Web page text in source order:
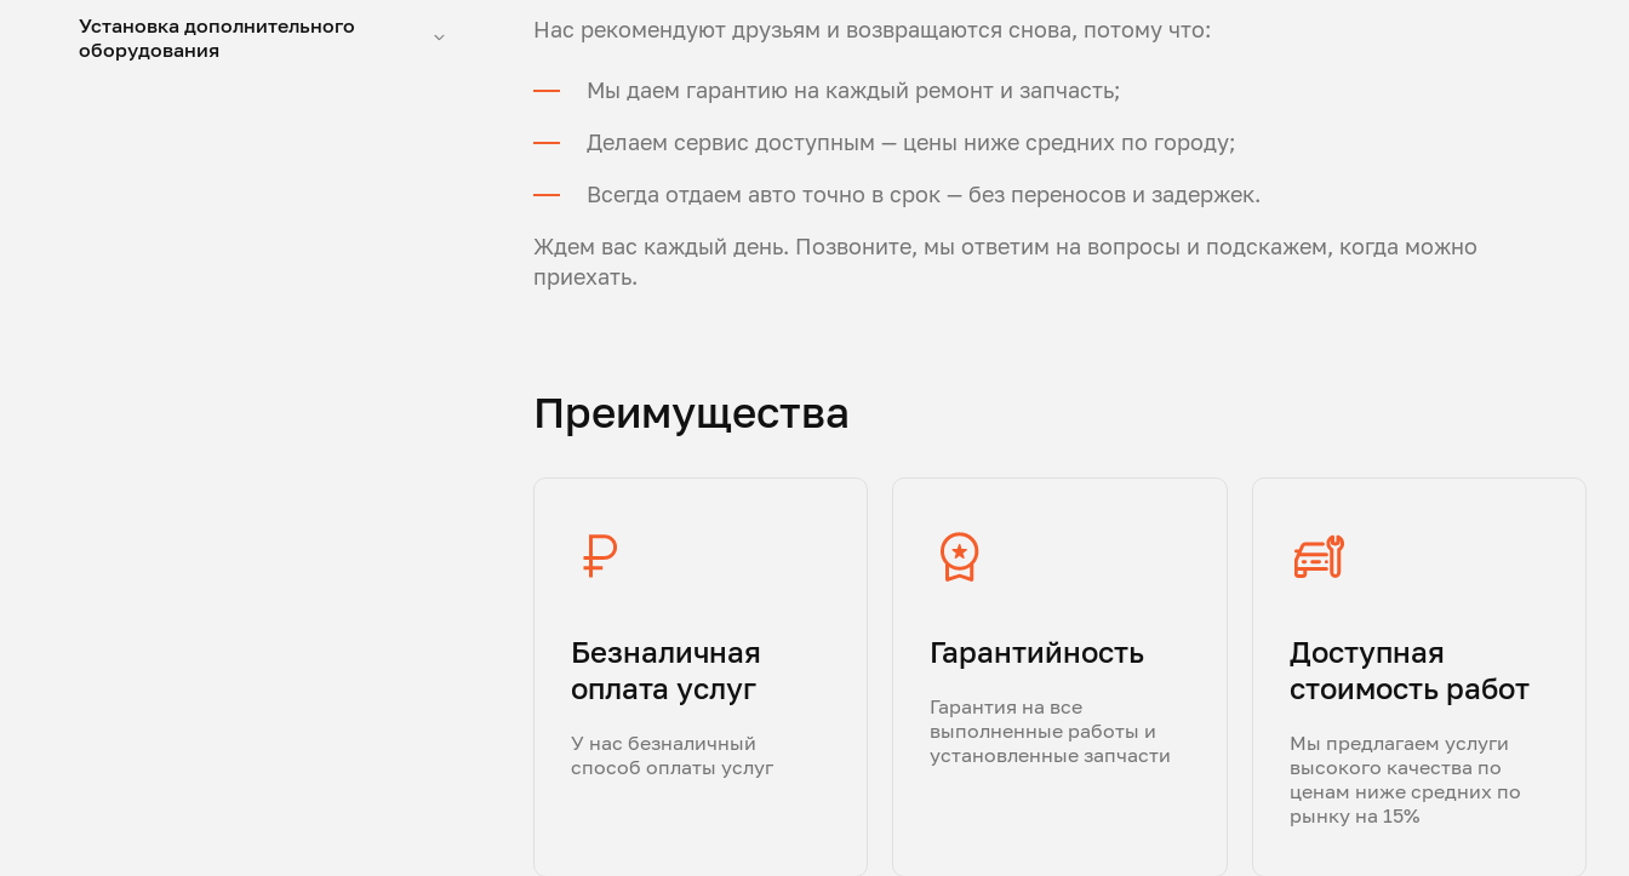
Установка дополнительного
оборудования
Нас рекомендуют друзьям и возвращаются снова, потому что:
Мы даем гарантию на каждый ремонт и запчасть;
Делаем сервис доступным — цены ниже средних по городу;
Всегда отдаем авто точно в срок — без переносов и задержек.
Ждем вас каждый день. Позвоните, мы ответим на вопросы и подскажем, когда можно
приехать.
Преимущества
Безналичная
оплата услуг
У нас безналичный
способ оплаты услуг
Гарантийность
Гарантия на все
выполненные работы и
установленные запчасти
Доступная
стоимость работ
Мы предлагаем услуги
высокого качества по
ценам ниже средних по
рынку на 15%